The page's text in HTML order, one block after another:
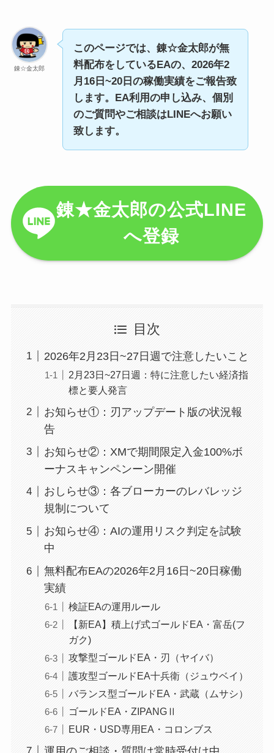
錬☆金太郎
このページでは、錬☆金太郎が無
料配布をしているEAの、2026年2
月16日~20日の稼働実績をご報告致
します。EA利用の申し込み、個別
のご質問やご相談はLINEへお願い
致します。
錬★金太郎の公式LINE
へ登録
目次
2026年2月23日~27日週で注意したいこと
2月23日~27日週：特に注意したい経済指
標と要人発言
お知らせ①：刃アップデート版の状況報
告
お知らせ②：XMで期間限定入金100%ボ
ーナスキャンペンーン開催
おしらせ③：各ブローカーのレバレッジ
規制について
お知らせ④：AIの運用リスク判定を試験
中
無料配布EAの2026年2月16日~20日稼働
実績
検証EAの運用ルール
【新EA】積上げ式ゴールドEA・富岳(フ
ガク)
攻撃型ゴールドEA・刃（ヤイバ）
護攻型ゴールドEA十兵衛（ジュウベイ）
バランス型ゴールドEA・武蔵（ムサシ）
ゴールドEA・ZIPANGⅡ
EUR・USD専用EA・コロンブス